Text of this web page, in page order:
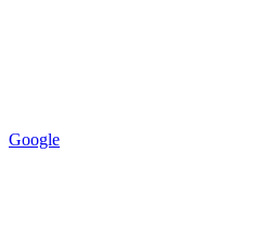
Google